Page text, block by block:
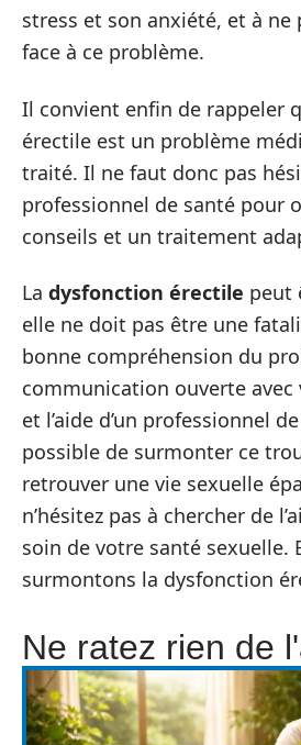
stress et son anxiété, et à ne
face à ce problème.
Il convient enfin de rappeler
érectile est un problème
traité. Il ne faut donc pas
professionnel de santé pour
conseils et un traitement
La dysfonction érectile peut
elle ne doit pas être une
bonne compréhension du
communication ouverte
et l’aide d’un professionnel
possible de surmonter ce
retrouver une vie sexuelle
n’hésitez pas à chercher de
soin de votre santé sexuelle.
surmontons la dysfonction
Ne ratez rien de